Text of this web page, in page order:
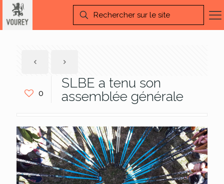
0
SLBE a tenu son
assemblée générale